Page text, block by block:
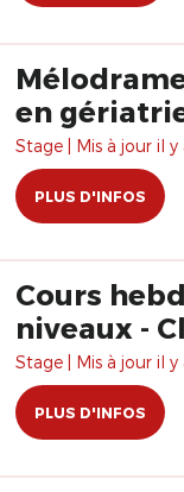
en
Stage | Mis à jour il y
PLUS D'INFOS
Cours
niveaux -
Stage | Mis à jour il y
PLUS D'INFOS